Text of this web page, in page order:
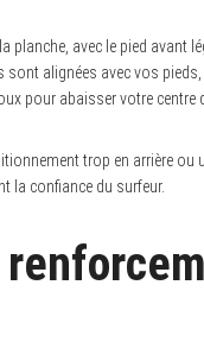
planche, avec le pied avant
alignées avec vos
pour abaisser votre
trop en arrière
la confiance du surfeur.